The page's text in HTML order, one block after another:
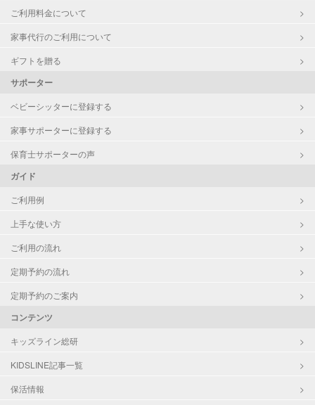
ご利用料金について
家事代行のご利用について
ギフトを贈る
サポーター
ベビーシッターに登録する
家事サポーターに登録する
保育士サポーターの声
ガイド
ご利用例
上手な使い方
ご利用の流れ
定期予約の流れ
定期予約のご案内
コンテンツ
キッズライン総研
KIDSLINE記事一覧
保活情報